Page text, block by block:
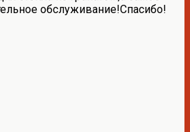
обслуживание!Спасибо!